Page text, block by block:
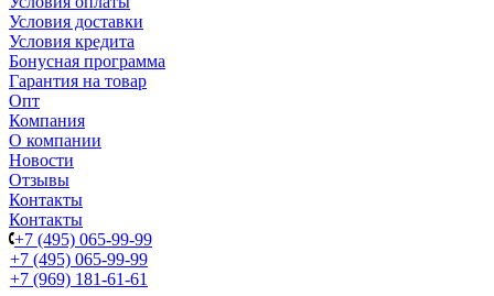
Условия доставки
Условия кредита
Бонусная программа
Гарантия на товар
Опт
Компания
О компании
Новости
Отзывы
Контакты
Контакты
+7 (495) 065-99-99
+7 (495) 065-99-99
+7 (969) 181-61-61